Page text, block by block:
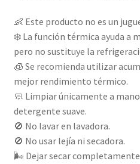
👶 Este producto no es un
❄️ La función térmica ayuda a
pero no sustituye la
🧊 Se recomienda utilizar
mejor rendimiento térmico.
🧼 Limpiar únicamente a
detergente suave.
🚫 No lavar en lavadora.
🚫 No usar lejía ni secadora.
🌬️ Dejar secar completamente